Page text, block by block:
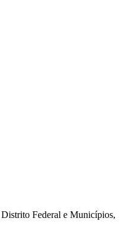
Distrito Federal e Municípios,